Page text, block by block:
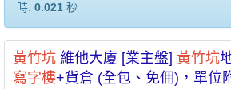
時: 0.021 秒
黃竹坑 維他大廈 [業主盤] 黃竹坑
寫字樓+貨倉 (全包、免佣)，單位